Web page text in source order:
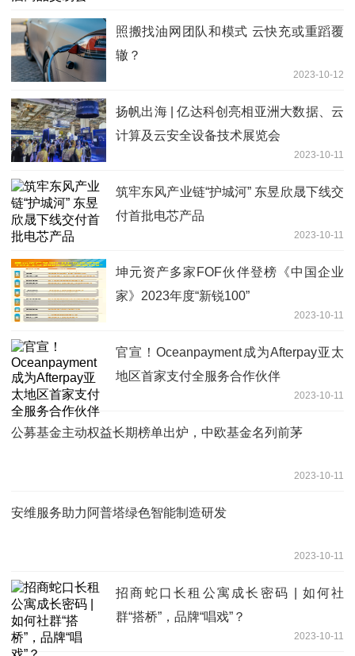
照搬找油网团队和模式 云快充或重蹈覆
辙？
2023-10-12
扬帆出海 | 亿达科创亮相亚洲大数据、云
计算及云安全设备技术展览会
2023-10-11
筑牢东风产业链“护城河” 东昱欣晟下线交
付首批电芯产品
2023-10-11
坤元资产多家FOF伙伴登榜《中国企业
家》2023年度“新锐100”
2023-10-11
官宣！Oceanpayment成为Afterpay亚太
地区首家支付全服务合作伙伴
2023-10-11
公募基金主动权益长期榜单出炉，中欧基金名列前茅
2023-10-11
安维服务助力阿普塔绿色智能制造研发
2023-10-11
招商蛇口长租公寓成长密码 | 如何社
群“搭桥”，品牌“唱戏”？
2023-10-11